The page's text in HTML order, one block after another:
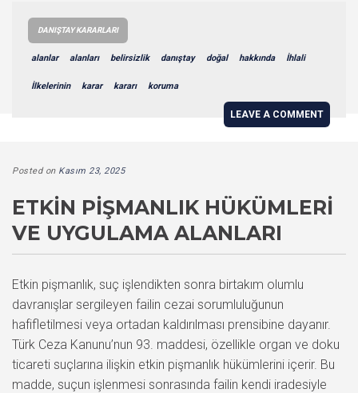
DANIŞTAY KARARLARI
alanlar alanları belirsizlik danıştay doğal hakkında İhlali
İlkelerinin karar kararı koruma
LEAVE A COMMENT
Posted on Kasım 23, 2025
ETKIN PIŞMANLIK HÜKÜMLERI
VE UYGULAMA ALANLARI
Etkin pişmanlık, suç işlendikten sonra birtakım olumlu
davranışlar sergileyen failin cezai sorumluluğunun
hafifletilmesi veya ortadan kaldırılması prensibine dayanır.
Türk Ceza Kanunu’nun 93. maddesi, özellikle organ ve doku
ticareti suçlarına ilişkin etkin pişmanlık hükümlerini içerir. Bu
madde, suçun işlenmesi sonrasında failin kendi iradesiyle